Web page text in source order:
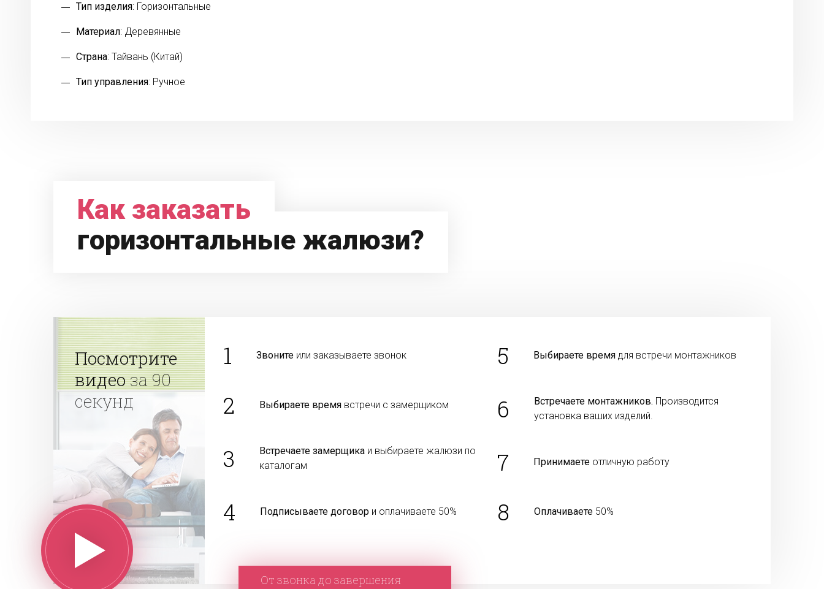
Тип изделия: Горизонтальные
Материал: Деревянные
Страна: Тайвань (Китай)
Тип управления: Ручное
Как заказать
горизонтальные жалюзи?
Посмотрите
видеоза 90
секунд
1 Звоните или заказываете звонок
2 Выбираете время встречи с замерщиком
3 Встречаете замерщика и выбираете жалюзи по
каталогам
4 Подписываете договор и оплачиваете 50%
5 Выбираете времядля встречи монтажников
6 Встречаете монтажников. Производится
установка ваших изделий.
7 Принимаетеотличную работу
8 Оплачиваете50%
От звонка до завершения